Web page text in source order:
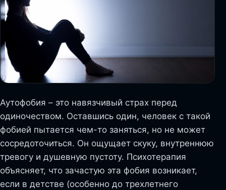
Аутофобия – это навязчивый страх перед
одиночеством. Оставшись один, человек с такой
фобией пытается чем-то заняться, но не может
сосредоточиться. Он ощущает скуку, внутреннюю
тревогу и душевную пустоту. Психотерапия
объясняет, что зачастую эта фобия возникает,
если в детстве (особенно до трехлетнего